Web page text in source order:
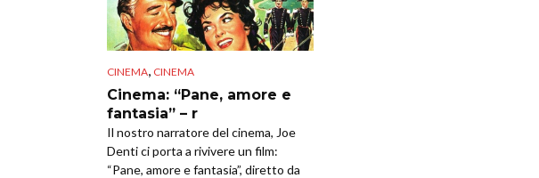
CINEMA CINEMA
Cinema: “Pane, amore e
fantasia” – r
Il nostro narratore del cinema, Joe
Denti ci porta a rivivere un film:
“Pane, amore e fantasia”, diretto da